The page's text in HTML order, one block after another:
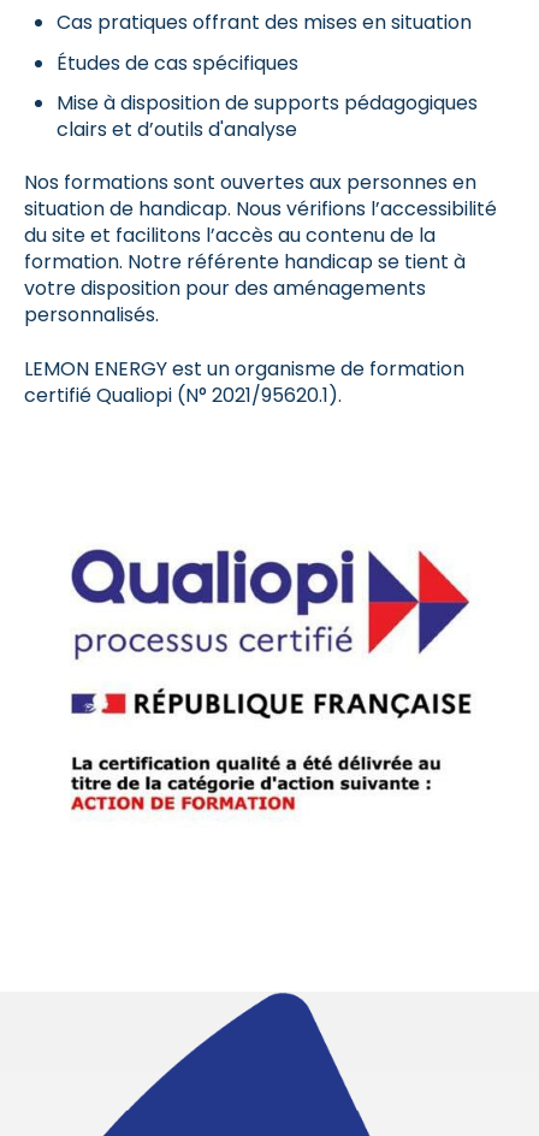
Cas pratiques offrant des mises en situation
Études de cas spécifiques
Mise à disposition de supports pédagogiques
clairs et d’outils d'analyse
Nos formations sont ouvertes aux personnes en
situation de handicap. Nous vérifions l’accessibilité
du site et facilitons l’accès au contenu de la
formation. Notre référente handicap se tient à
votre disposition pour des aménagements
personnalisés.
LEMON ENERGY est un organisme de formation
certifié Qualiopi (N° 2021/95620.1).